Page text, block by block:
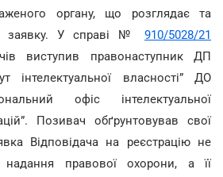
органу, що розглядає та
заявку. У справі № 910/5028/21
виступив правонаступник ДП
інтелектуальної власності” ДО
офіс інтелектуальної
Позивач обґрунтовував свої
Відповідача на реєстрацію не
надання правової охорони, а її